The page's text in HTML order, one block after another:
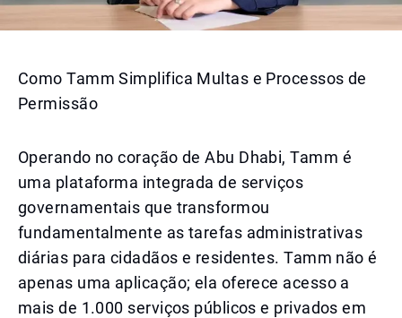
Como Tamm Simplifica Multas e Processos de
Permissão
Operando no coração de Abu Dhabi, Tamm é
uma plataforma integrada de serviços
governamentais que transformou
fundamentalmente as tarefas administrativas
diárias para cidadãos e residentes. Tamm não é
apenas uma aplicação; ela oferece acesso a
mais de 1.000 serviços públicos e privados em